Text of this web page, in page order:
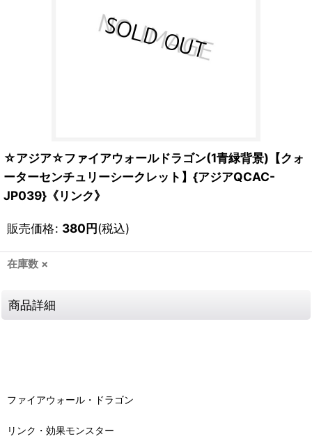
☆アジア☆ファイアウォールドラゴン(1青緑背景)【クォ
ーターセンチュリーシークレット】{アジアQCAC-
JP039}《リンク》
販売価格: 380円(税込)
在庫数 ×
商品詳細
ファイアウォール・ドラゴン
リンク・効果モンスター